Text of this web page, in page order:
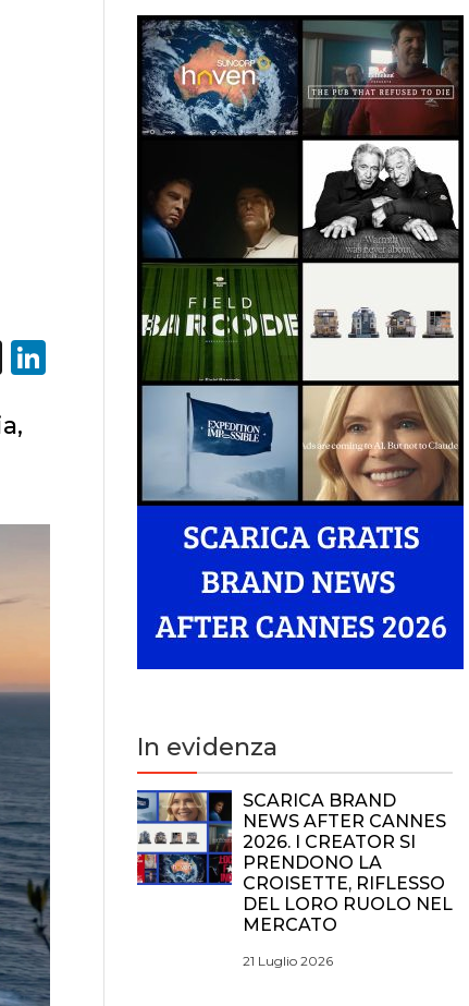
X LinkedIn
In evidenza
SCARICA BRAND
NEWS AFTER CANNES
2026. I CREATOR SI
PRENDONO LA
CROISETTE, RIFLESSO
DEL LORO RUOLO NEL
MERCATO
21 Luglio 2026